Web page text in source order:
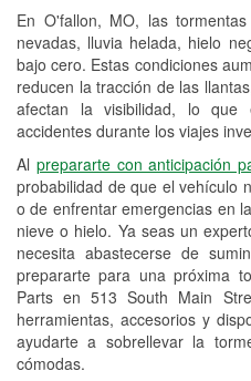
En O'fallon, MO, las
nevadas, lluvia helada, hielo
bajo cero. Estas condiciones
reducen la tracción de las
afectan la visibilidad, lo
accidentes durante los viajes
Al prepararte con anticipación
probabilidad de que el vehículo
o de enfrentar emergencias en
nieve o hielo. Ya seas un
necesita abastecerse de
prepararte para una próxima
Parts en 513 South Main
herramientas, accesorios y
ayudarte a sobrellevar la
cómodas.
Programa de
Herramientas
Rectificación de
freno
Mangueras
Snowstorm
Tornado
Conoce más